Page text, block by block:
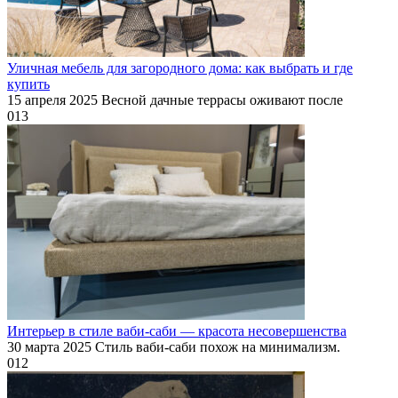
Уличная мебель для загородного дома: как выбрать и где
купить
15 апреля 2025 Весной дачные террасы оживают после
013
Интерьер в стиле ваби-саби — красота несовершенства
30 марта 2025 Стиль ваби-саби похож на минимализм.
012